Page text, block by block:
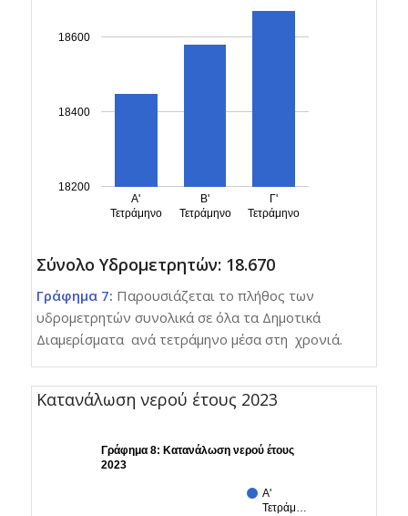
Α'
Τετράμηνο
Β'
Τετράμηνο
Γ'
Τετράμηνο
18200
18400
18600
Σύνολο Υδρομετρητών: 18.670
Γράφημα 7: Παρουσιάζεται το πλήθος των
υδρομετρητών συνολικά σε όλα τα Δημοτικά
Διαμερίσματα ανά τετράμηνο μέσα στη χρονιά.
Κατανάλωση νερού έτους 2023
Γράφημα 8: Κατανάλωση νερού έτους
2023
Α'
Τετράμ…